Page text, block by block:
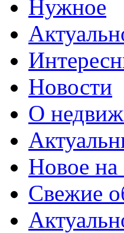
Нужное
Новости
О
Новое на
Свежие